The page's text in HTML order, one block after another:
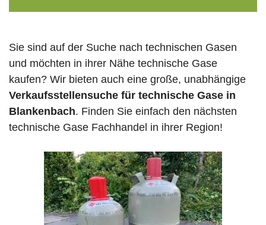
Sie sind auf der Suche nach technischen Gasen
und möchten in ihrer Nähe technische Gase
kaufen? Wir bieten auch eine große, unabhängige
Verkaufsstellensuche für technische Gase in
Blankenbach. Finden Sie einfach den nächsten
technische Gase Fachhandel in ihrer Region!